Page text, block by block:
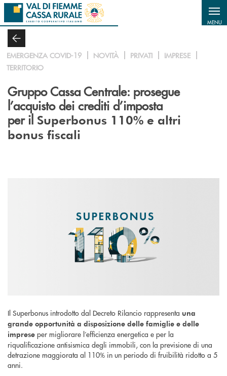
Salta al contenuto principale
MENU
EMERGENZA COVID-19 NOVITÀ PRIVATI
IMPRESE
TERRITORIO
Gruppo Cassa Centrale: prosegue
l’acquisto dei crediti d’imposta
per il Superbonus 110% e altri
bonus fiscali
Il Superbonus introdotto dal Decreto Rilancio rappresenta una
grande opportunità a disposizione delle famiglie e delle
imprese per migliorare l’efficienza energetica e per la
riqualificazione antisismica degli immobili, con la previsione di una
detrazione maggiorata al 110% in un periodo di fruibilità ridotto a 5
anni.